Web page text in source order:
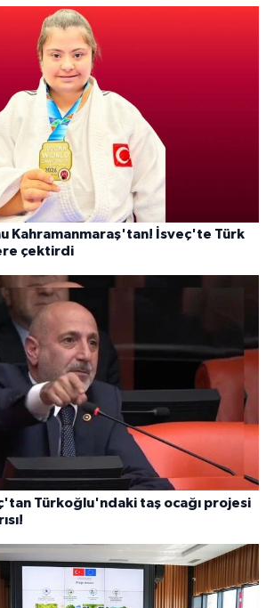
Kahramanmaraş'tan! İsveç'te Türk
çektirdi
Türkoğlu'ndaki taş ocağı projesi